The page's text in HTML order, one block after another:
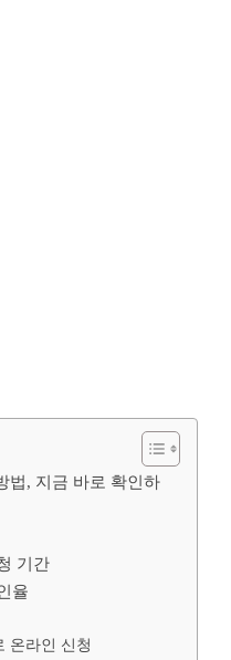
법, 지금 바로 확인하
기간
율
온라인 신청